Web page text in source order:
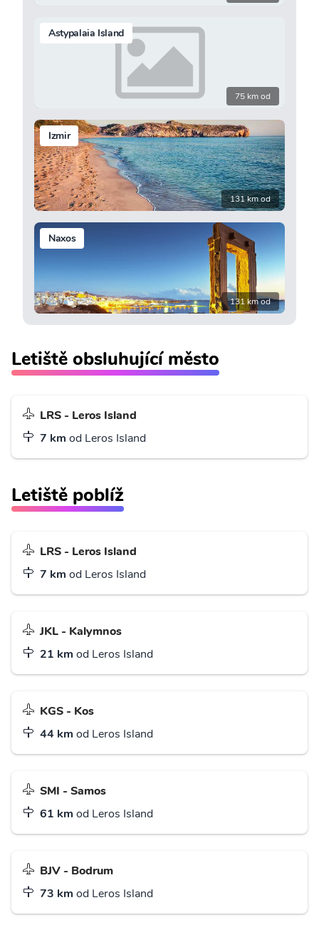
Astypalaia Island
75 km od
Izmir
131 km od
Naxos
131 km od
Letiště obsluhující město
LRS - Leros Island
7 km od Leros Island
Letiště poblíž
LRS - Leros Island
7 km od Leros Island
JKL - Kalymnos
21 km od Leros Island
KGS - Kos
44 km od Leros Island
SMI - Samos
61 km od Leros Island
BJV - Bodrum
73 km od Leros Island